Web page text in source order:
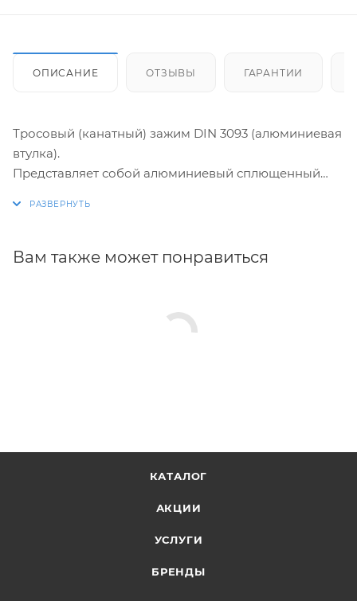
ОПИСАНИЕ ОТЗЫВЫ ГАРАНТИИ
Тросовый (канатный) зажим DIN 3093 (алюминиевая
втулка).
Представляет собой алюминиевый сплющенный
зажимами DIN 3093 необходимы специальные
Вам также может понравиться
КАТАЛОГ
АКЦИИ
УСЛУГИ
БРЕНДЫ